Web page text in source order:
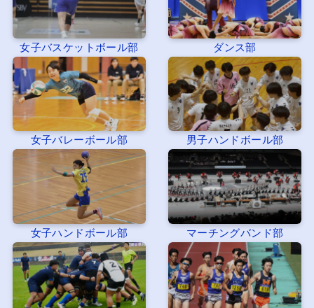
女子バスケットボール部 ダンス部
女子バレーボール部 男子ハンドボール部
女子ハンドボール部 マーチングバンド部